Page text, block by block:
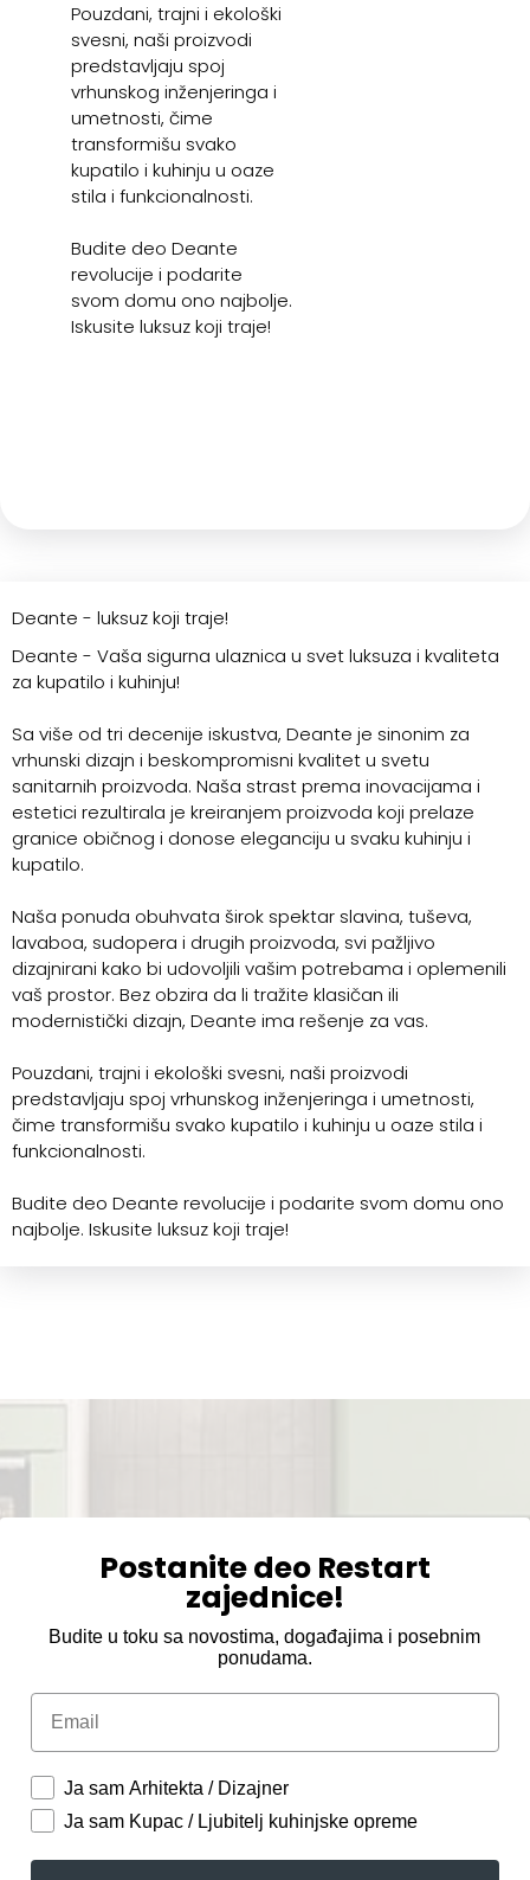
Pouzdani, trajni i ekološki
svesni, naši proizvodi
predstavljaju spoj
vrhunskog inženjeringa i
umetnosti, čime
transformišu svako
kupatilo i kuhinju u oaze
stila i funkcionalnosti.
Budite deo Deante
revolucije i podarite
svom domu ono najbolje.
Iskusite luksuz koji traje!
Deante - luksuz koji traje!
Deante - Vaša sigurna ulaznica u svet luksuza i kvaliteta
za kupatilo i kuhinju!
Sa više od tri decenije iskustva, Deante je sinonim za
vrhunski dizajn i beskompromisni kvalitet u svetu
sanitarnih proizvoda. Naša strast prema inovacijama i
estetici rezultirala je kreiranjem proizvoda koji prelaze
granice običnog i donose eleganciju u svaku kuhinju i
kupatilo.
Naša ponuda obuhvata širok spektar slavina, tuševa,
lavaboa, sudopera i drugih proizvoda, svi pažljivo
dizajnirani kako bi udovoljili vašim potrebama i oplemenili
vaš prostor. Bez obzira da li tražite klasičan ili
modernistički dizajn, Deante ima rešenje za vas.
Pouzdani, trajni i ekološki svesni, naši proizvodi
predstavljaju spoj vrhunskog inženjeringa i umetnosti,
čime transformišu svako kupatilo i kuhinju u oaze stila i
funkcionalnosti.
Budite deo Deante revolucije i podarite svom domu ono
najbolje. Iskusite luksuz koji traje!
Postanite deo Restart
zajednice!
Budite u toku sa novostima, događajima i posebnim
ponudama.
Email
Ja sam Arhitekta / Dizajner
Ja sam Kupac / Ljubitelj kuhinjske opreme